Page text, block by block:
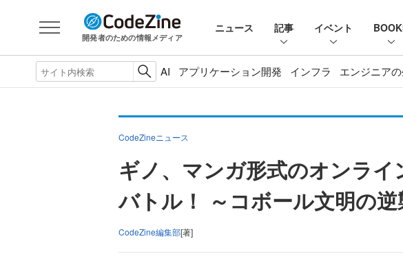
開発者のための情報メディア
ニュース 記事 イベント
AI アプリケーション開発 インフラ エンジニア
CodeZineニュース
ギノ、マンガ形式のオンラ
バトル！ ～コボール文明の
CodeZine編集部[著]